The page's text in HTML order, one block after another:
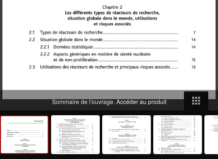
Sommaire de l'ouvrage.Accéder au produit